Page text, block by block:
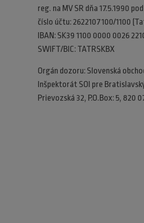
reg. na MV SR dňa 17.5.1990
číslo účtu: 2622107100/1100
IBAN: SK39 1100 0000 0026
SWIFT/BIC: TATRSKBX
Orgán dozoru: Slovenská
Inšpektorát SOI pre
Prievozská 32, P.O.Box: 5, 820